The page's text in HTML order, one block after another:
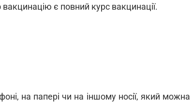
є повний курс вакцинації.
на папері чи на іншому носії, який можна